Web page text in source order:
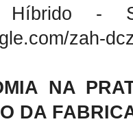
Híbrido -
zah-
NA
DA